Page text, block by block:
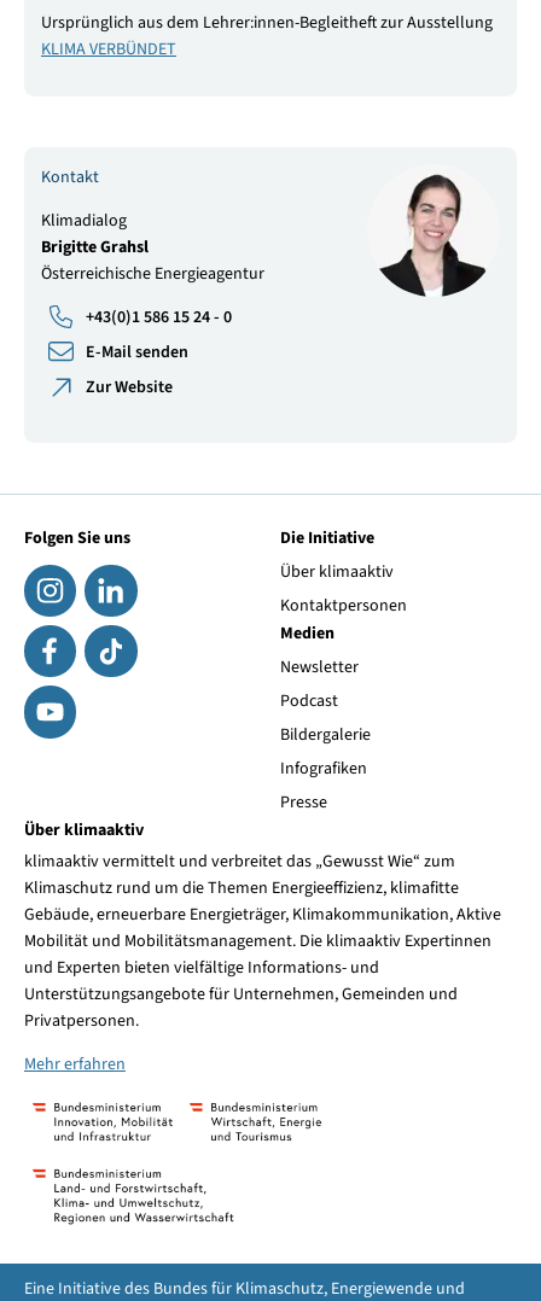
Ursprünglich aus dem Lehrer:innen-Begleitheft zur Ausstellung
KLIMA VERBÜNDET
Kontakt
Klimadialog
Brigitte Grahsl
Österreichische Energieagentur
+43(0)1 586 15 24 - 0
E-Mail senden
Zur Website
Folgen Sie uns
Die Initiative
Über klimaaktiv
Kontaktpersonen
Medien
Newsletter
Podcast
Bildergalerie
Infografiken
Presse
Über klimaaktiv
klimaaktiv vermittelt und verbreitet das „Gewusst Wie“ zum
Klimaschutz rund um die Themen Energieeffizienz, klimafitte
Gebäude, erneuerbare Energieträger, Klimakommunikation, Aktive
Mobilität und Mobilitätsmanagement. Die klimaaktiv Expertinnen
und Experten bieten vielfältige Informations- und
Unterstützungsangebote für Unternehmen, Gemeinden und
Privatpersonen.
Mehr erfahren
Eine Initiative des Bundes für Klimaschutz, Energiewende und